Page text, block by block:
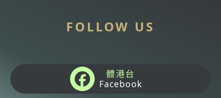
FOLLOW US
體港台
Facebook